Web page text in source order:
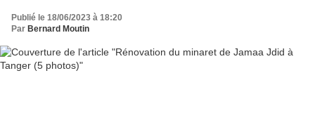
Publié le 18/06/2023 à 18:20
Par Bernard Moutin